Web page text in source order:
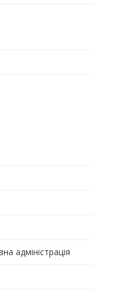
адміністрація